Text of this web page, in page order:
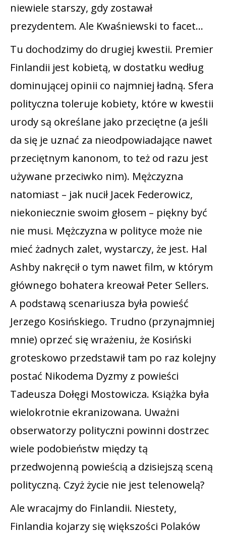
niewiele starszy, gdy zostawał
prezydentem. Ale Kwaśniewski to facet…
Tu dochodzimy do drugiej kwestii. Premier
Finlandii jest kobietą, w dostatku według
dominującej opinii co najmniej ładną. Sfera
polityczna toleruje kobiety, które w kwestii
urody są określane jako przeciętne (a jeśli
da się je uznać za nieodpowiadające nawet
przeciętnym kanonom, to też od razu jest
używane przeciwko nim). Mężczyzna
natomiast – jak nucił Jacek Federowicz,
niekoniecznie swoim głosem – piękny być
nie musi. Mężczyzna w polityce może nie
mieć żadnych zalet, wystarczy, że jest. Hal
Ashby nakręcił o tym nawet film, w którym
głównego bohatera kreował Peter Sellers.
A podstawą scenariusza była powieść
Jerzego Kosińskiego. Trudno (przynajmniej
mnie) oprzeć się wrażeniu, że Kosiński
groteskowo przedstawił tam po raz kolejny
postać Nikodema Dyzmy z powieści
Tadeusza Dołęgi Mostowicza. Książka była
wielokrotnie ekranizowana. Uważni
obserwatorzy polityczni powinni dostrzec
wiele podobieństw między tą
przedwojenną powieścią a dzisiejszą sceną
polityczną. Czyż życie nie jest telenowelą?
Ale wracajmy do Finlandii. Niestety,
Finlandia kojarzy się większości Polaków